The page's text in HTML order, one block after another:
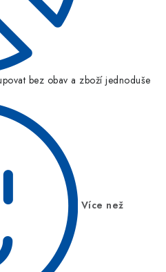
bez obav a zboží jednoduše
Více než